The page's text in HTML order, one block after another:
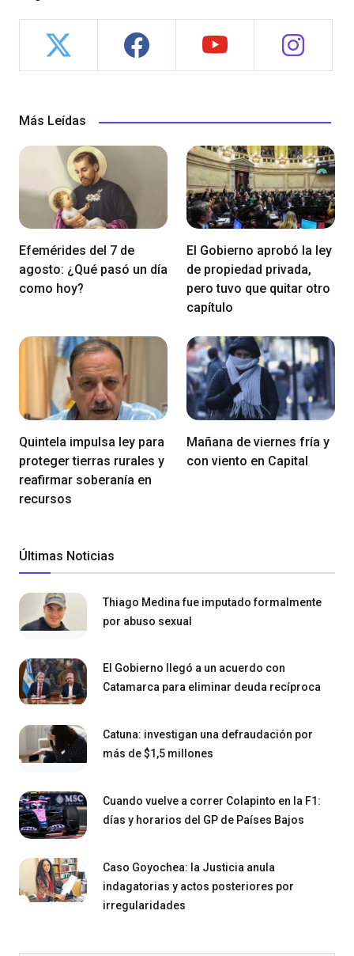
Más Leídas
Efemérides del 7 de
agosto: ¿Qué pasó un día
como hoy?
El Gobierno aprobó la ley
de propiedad privada,
pero tuvo que quitar otro
capítulo
Quintela impulsa ley para
proteger tierras rurales y
reafirmar soberanía en
recursos
Mañana de viernes fría y
con viento en Capital
Últimas Noticias
Thiago Medina fue imputado formalmente
por abuso sexual
El Gobierno llegó a un acuerdo con
Catamarca para eliminar deuda recíproca
Catuna: investigan una defraudación por
más de $1,5 millones
Cuando vuelve a correr Colapinto en la F1:
días y horarios del GP de Países Bajos
Caso Goyochea: la Justicia anula
indagatorias y actos posteriores por
irregularidades